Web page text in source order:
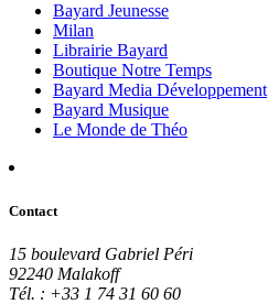
Bayard Jeunesse
Milan
Librairie Bayard
Boutique Notre Temps
Bayard Media Développement
Bayard Musique
Le Monde de Théo
Contact
15 boulevard Gabriel Péri
92240 Malakoff
Tél. : +33 1 74 31 60 60